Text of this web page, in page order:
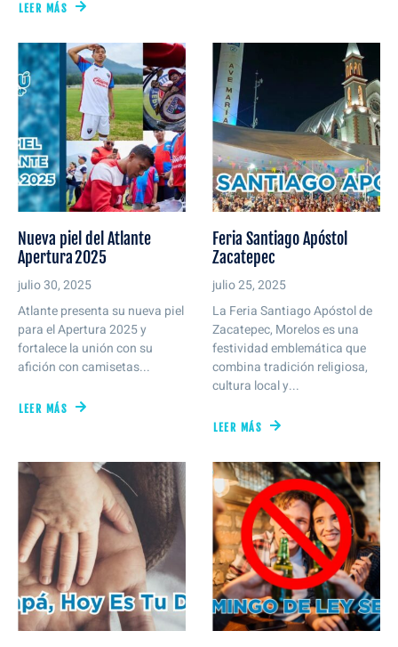
LEER MÁS
Nueva piel del Atlante
Apertura 2025
julio 30, 2025
Atlante presenta su nueva piel
para el Apertura 2025 y
fortalece la unión con su
afición con camisetas...
LEER MÁS
Feria Santiago Apóstol
Zacatepec
julio 25, 2025
La Feria Santiago Apóstol de
Zacatepec, Morelos es una
festividad emblemática que
combina tradición religiosa,
cultura local y...
LEER MÁS